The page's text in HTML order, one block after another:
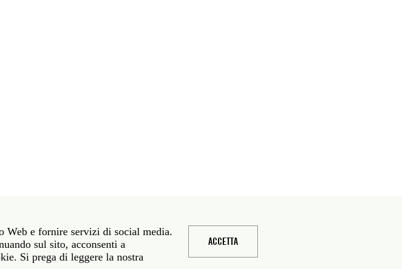
· f 212 751 7220
Web e fornire servizi di social media.
sul sito, acconsenti a
Si prega di leggere la nostra
ACCETTA